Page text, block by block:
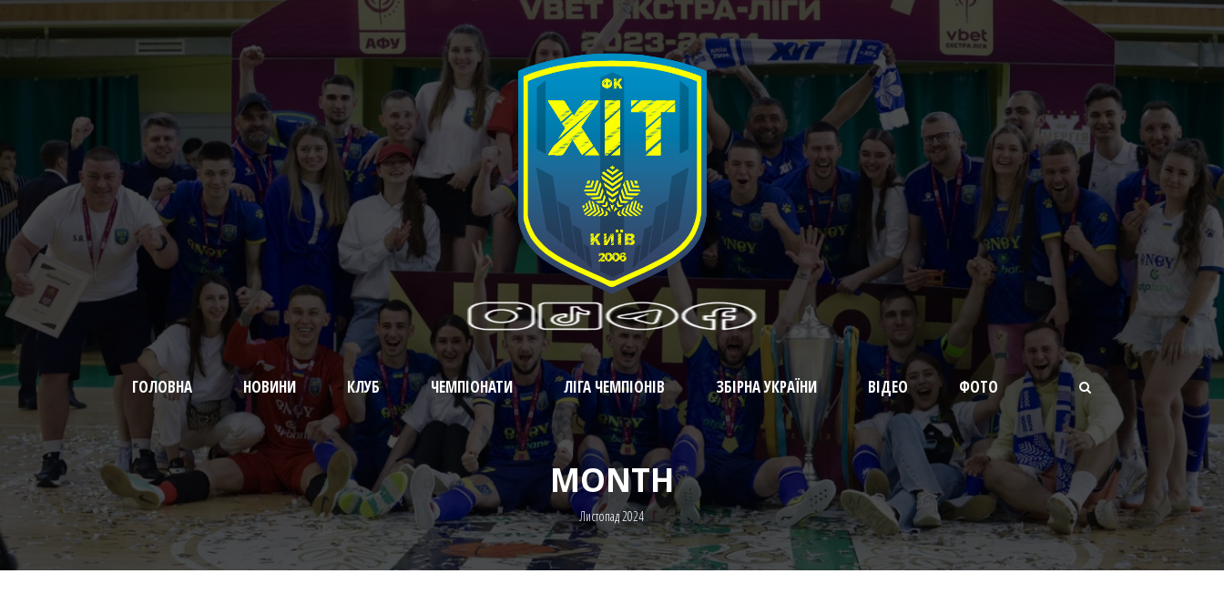
ГОЛОВНА НОВИНИ КЛУБ ЧЕМПІОНАТИ ЛІГА ЧЕМПІОНІВ ЗБІРНА УКРАЇНИ ВІДЕО ФОТО
MONTH
Листопад 2024